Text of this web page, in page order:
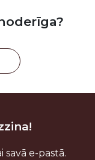
savā e-pastā.